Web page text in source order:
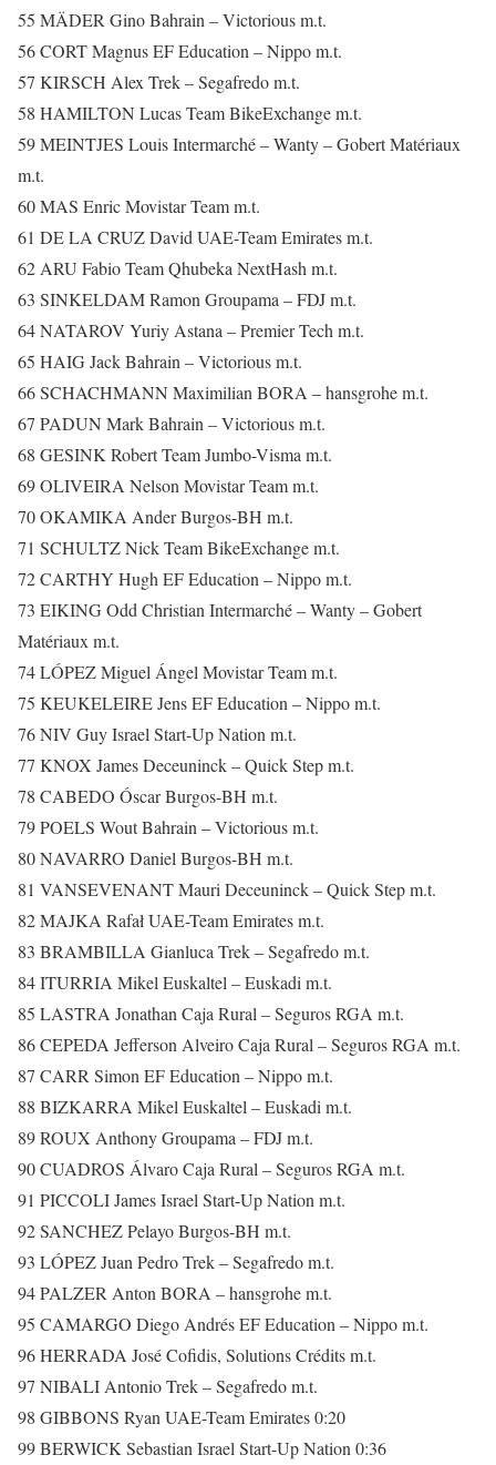
55 MÄDER Gino Bahrain – Victorious m.t.
56 CORT Magnus EF Education – Nippo m.t.
57 KIRSCH Alex Trek – Segafredo m.t.
58 HAMILTON Lucas Team BikeExchange m.t.
59 MEINTJES Louis Intermarché – Wanty – Gobert Matériaux
m.t.
60 MAS Enric Movistar Team m.t.
61 DE LA CRUZ David UAE-Team Emirates m.t.
62 ARU Fabio Team Qhubeka NextHash m.t.
63 SINKELDAM Ramon Groupama – FDJ m.t.
64 NATAROV Yuriy Astana – Premier Tech m.t.
65 HAIG Jack Bahrain – Victorious m.t.
66 SCHACHMANN Maximilian BORA – hansgrohe m.t.
67 PADUN Mark Bahrain – Victorious m.t.
68 GESINK Robert Team Jumbo-Visma m.t.
69 OLIVEIRA Nelson Movistar Team m.t.
70 OKAMIKA Ander Burgos-BH m.t.
71 SCHULTZ Nick Team BikeExchange m.t.
72 CARTHY Hugh EF Education – Nippo m.t.
73 EIKING Odd Christian Intermarché – Wanty – Gobert
Matériaux m.t.
74 LÓPEZ Miguel Ángel Movistar Team m.t.
75 KEUKELEIRE Jens EF Education – Nippo m.t.
76 NIV Guy Israel Start-Up Nation m.t.
77 KNOX James Deceuninck – Quick Step m.t.
78 CABEDO Óscar Burgos-BH m.t.
79 POELS Wout Bahrain – Victorious m.t.
80 NAVARRO Daniel Burgos-BH m.t.
81 VANSEVENANT Mauri Deceuninck – Quick Step m.t.
82 MAJKA Rafał UAE-Team Emirates m.t.
83 BRAMBILLA Gianluca Trek – Segafredo m.t.
84 ITURRIA Mikel Euskaltel – Euskadi m.t.
85 LASTRA Jonathan Caja Rural – Seguros RGA m.t.
86 CEPEDA Jefferson Alveiro Caja Rural – Seguros RGA m.t.
87 CARR Simon EF Education – Nippo m.t.
88 BIZKARRA Mikel Euskaltel – Euskadi m.t.
89 ROUX Anthony Groupama – FDJ m.t.
90 CUADROS Álvaro Caja Rural – Seguros RGA m.t.
91 PICCOLI James Israel Start-Up Nation m.t.
92 SANCHEZ Pelayo Burgos-BH m.t.
93 LÓPEZ Juan Pedro Trek – Segafredo m.t.
94 PALZER Anton BORA – hansgrohe m.t.
95 CAMARGO Diego Andrés EF Education – Nippo m.t.
96 HERRADA José Cofidis, Solutions Crédits m.t.
97 NIBALI Antonio Trek – Segafredo m.t.
98 GIBBONS Ryan UAE-Team Emirates 0:20
99 BERWICK Sebastian Israel Start-Up Nation 0:36